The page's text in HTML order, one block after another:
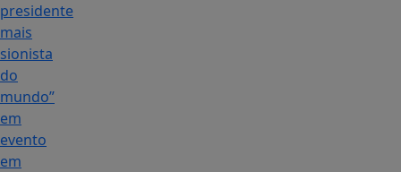
presidente
mais
sionista
do
mundo”
em
evento
em